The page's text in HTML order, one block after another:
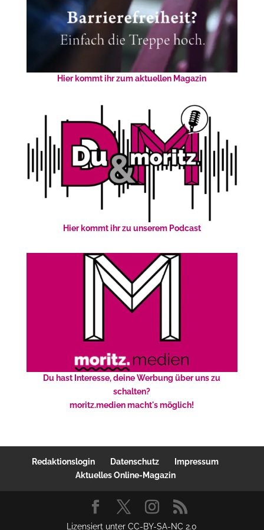
Hier kommt ihr zum aktuellen Magazin
Hier kommt ihr zu unserem Podcast
Du hast Interesse, deine Werbung über uns zu
schalten?
moritz.medien macht's möglich!
Redaktionslogin Datenschutz
Impressum
Aktuelles Online-Magazin
Lizensiert unter CC-BY-SA-NC 2.0